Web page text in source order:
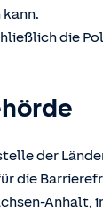
die
der
die